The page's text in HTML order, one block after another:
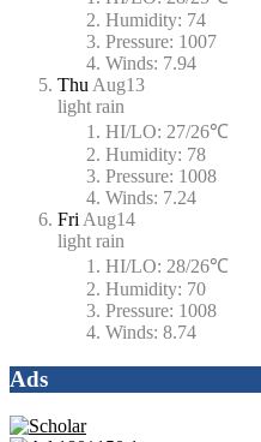
Humidity: 74
Pressure: 1007
Winds: 7.94
ThuAug13
light rain
HI/LO: 27/26℃
Humidity: 78
Pressure: 1008
Winds: 7.24
FriAug14
light rain
HI/LO: 28/26℃
Humidity: 70
Pressure: 1008
Winds: 8.74
Ads